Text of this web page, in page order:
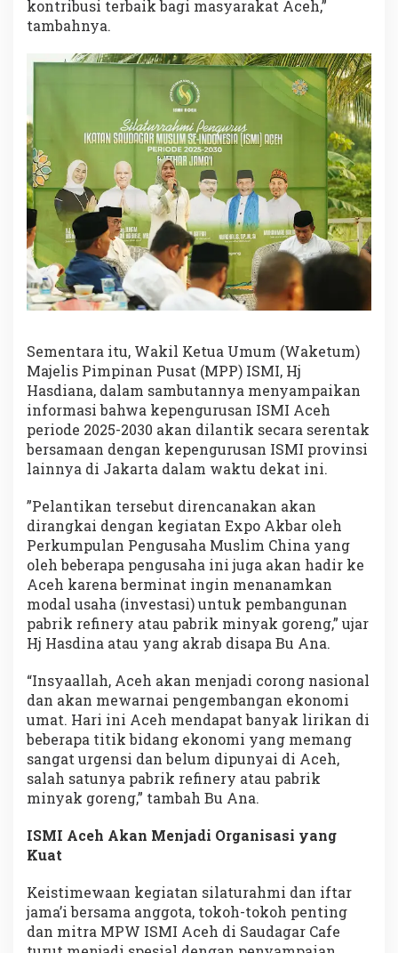
kontribusi terbaik bagi masyarakat Aceh,”
tambahnya.
Sementara itu, Wakil Ketua Umum (Waketum)
Majelis Pimpinan Pusat (MPP) ISMI, Hj
Hasdiana, dalam sambutannya menyampaikan
informasi bahwa kepengurusan ISMI Aceh
periode 2025-2030 akan dilantik secara serentak
bersamaan dengan kepengurusan ISMI provinsi
lainnya di Jakarta dalam waktu dekat ini.
”Pelantikan tersebut direncanakan akan
dirangkai dengan kegiatan Expo Akbar oleh
Perkumpulan Pengusaha Muslim China yang
oleh beberapa pengusaha ini juga akan hadir ke
Aceh karena berminat ingin menanamkan
modal usaha (investasi) untuk pembangunan
pabrik refinery atau pabrik minyak goreng,” ujar
Hj Hasdina atau yang akrab disapa Bu Ana.
“Insyaallah, Aceh akan menjadi corong nasional
dan akan mewarnai pengembangan ekonomi
umat. Hari ini Aceh mendapat banyak lirikan di
beberapa titik bidang ekonomi yang memang
sangat urgensi dan belum dipunyai di Aceh,
salah satunya pabrik refinery atau pabrik
minyak goreng,” tambah Bu Ana.
ISMI Aceh Akan Menjadi Organisasi yang
Kuat
Keistimewaan kegiatan silaturahmi dan iftar
jama’i bersama anggota, tokoh-tokoh penting
dan mitra MPW ISMI Aceh di Saudagar Cafe